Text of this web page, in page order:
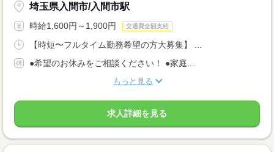
埼玉県入間市/入間市駅
時給1,600円～1,900円 交通費全額支給
【時短〜フルタイム勤務希望の方大募集】 ...
●希望のお休みをご相談ください！ ●家庭...
もっと見る
求人詳細を見る